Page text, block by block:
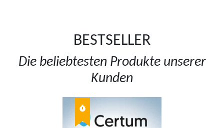
BESTSELLER
Die beliebtesten Produkte unserer
Kunden